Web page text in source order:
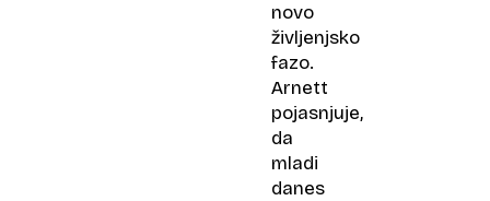
novo
življenjsko
fazo.
Arnett
pojasnjuje,
da
mladi
danes